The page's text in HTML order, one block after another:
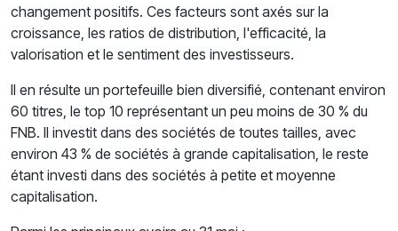
changement positifs. Ces facteurs sont axés sur la
croissance, les ratios de distribution, l'efficacité, la
valorisation et le sentiment des investisseurs.
Il en résulte un portefeuille bien diversifié, contenant environ
60 titres, le top 10 représentant un peu moins de 30 % du
FNB. Il investit dans des sociétés de toutes tailles, avec
environ 43 % de sociétés à grande capitalisation, le reste
étant investi dans des sociétés à petite et moyenne
capitalisation.